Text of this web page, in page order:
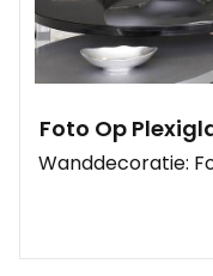
Foto Op
Wanddecoratie: